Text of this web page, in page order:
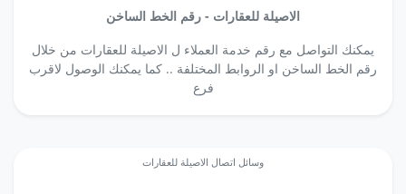
الاصيلة للعقارات - رقم الخط الساخن
يمكنك التواصل مع رقم خدمة العملاء ل الاصيلة للعقارات من خلال
رقم الخط الساخن او الروابط المختلفة .. كما يمكنك الوصول لاقرب
فرع
وسائل اتصال الاصيلة للعقارات